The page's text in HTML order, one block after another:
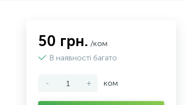
50 грн. /ком
В наявності багато
- + ком